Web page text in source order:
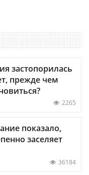
застопорилась
прежде чем
2265
показало,
заселяет
36184